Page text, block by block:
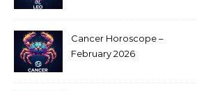
Cancer Horoscope –
February 2026